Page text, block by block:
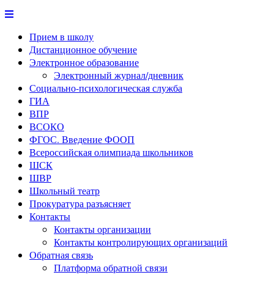
Прием в школу
Дистанционное обучение
Электронное образование
Электронный журнал/дневник
Социально-психологическая служба
ГИА
ВПР
ВСОКО
ФГОС. Введение ФООП
Всероссийская олимпиада школьников
ШСК
ШВР
Школьный театр
Прокуратура разъясняет
Контакты
Контакты организации
Контакты контролирующих организаций
Обратная связь
Платформа обратной связи